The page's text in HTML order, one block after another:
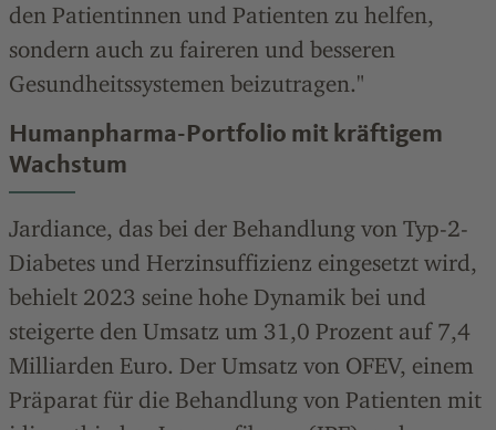
den Patientinnen und Patienten zu helfen,
sondern auch zu faireren und besseren
Gesundheitssystemen beizutragen."
Humanpharma-Portfolio mit kräftigem
Wachstum
Jardiance, das bei der Behandlung von Typ-2-
Diabetes und Herzinsuffizienz eingesetzt wird,
behielt 2023 seine hohe Dynamik bei und
steigerte den Umsatz um 31,0 Prozent auf 7,4
Milliarden Euro. Der Umsatz von OFEV, einem
Präparat für die Behandlung von Patienten mit